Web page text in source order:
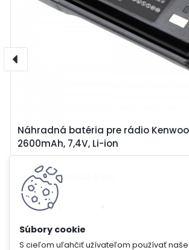
S cieľom uľahčiť užívateľom používať
Náhradná batéria pre rádio
2600mAh, 7,4V, Li-ion
-
u dodávateľa 3-5 dní